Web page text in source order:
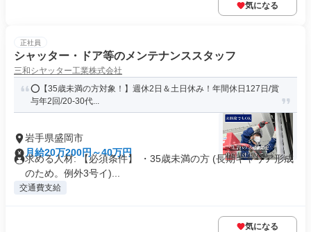
気になる
正社員
シャッター・ドア等のメンテナンススタッフ
三和シヤッター工業株式会社
⭕️【35歳未満の方対象！】週休2日＆土日休み！年間休日127日/賞
与年2回/20-30代...
岩手県盛岡市
月給20万200円～40万円
求める人材: 【必須条件】 ・35歳未満の方 (長期キャリア形成
のため。例外3号イ)...
交通費支給
気になる